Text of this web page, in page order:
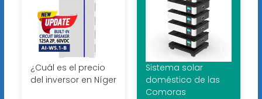
¿Cuál es el precio
del inversor en Níger
Sistema solar
doméstico de las
Comoras